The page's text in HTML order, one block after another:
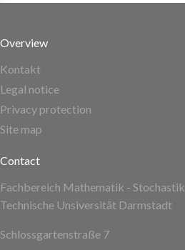
Overview
Kontakt
Legal notice
Privacy protection
Site map
Contact
Fachbereich Mathematik - Stochastik
Technische Unsiversität Darmstadt
Schlossgartenstraße 7